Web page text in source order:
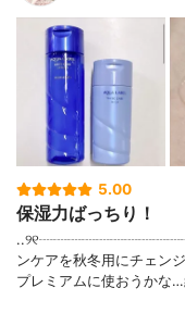
5.00
保湿力ばっちり！
ンケアを秋冬用にチェン
プレミアムに使おうかな…